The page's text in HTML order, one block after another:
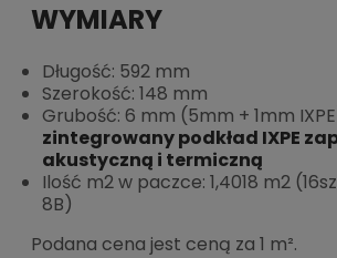
WYMIARY
Długość: 592 mm
Szerokość: 148 mm
Grubość: 6 mm (5mm + 1mm
zintegrowany podkład IXPE
akustyczną i termiczną
Ilość m2 w paczce: 1,4018 m2
8B)
Podana cena jest ceną za 1 m².